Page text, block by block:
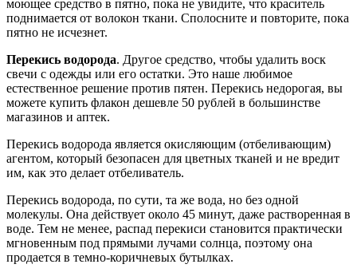
моющее средство в пятно, пока не увидите, что краситель
поднимается от волокон ткани. Сполосните и повторите, пока
пятно не исчезнет.
Перекись водорода. Другое средство, чтобы удалить воск
свечи с одежды или его остатки. Это наше любимое
естественное решение против пятен. Перекись недорогая, вы
можете купить флакон дешевле 50 рублей в большинстве
магазинов и аптек.
Перекись водорода является окисляющим (отбеливающим)
агентом, который безопасен для цветных тканей и не вредит
им, как это делает отбеливатель.
Перекись водорода, по сути, та же вода, но без одной
молекулы. Она действует около 45 минут, даже растворенная в
воде. Тем не менее, распад перекиси становится практически
мгновенным под прямыми лучами солнца, поэтому она
продается в темно-коричневых бутылках.